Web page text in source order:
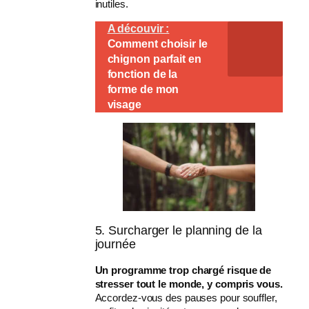
inutiles.
A découvir :
Comment choisir le
chignon parfait en
fonction de la
forme de mon
visage
5. Surcharger le planning de la
journée
Un programme trop chargé risque de
stresser tout le monde, y compris vous.
Accordez-vous des pauses pour souffler,